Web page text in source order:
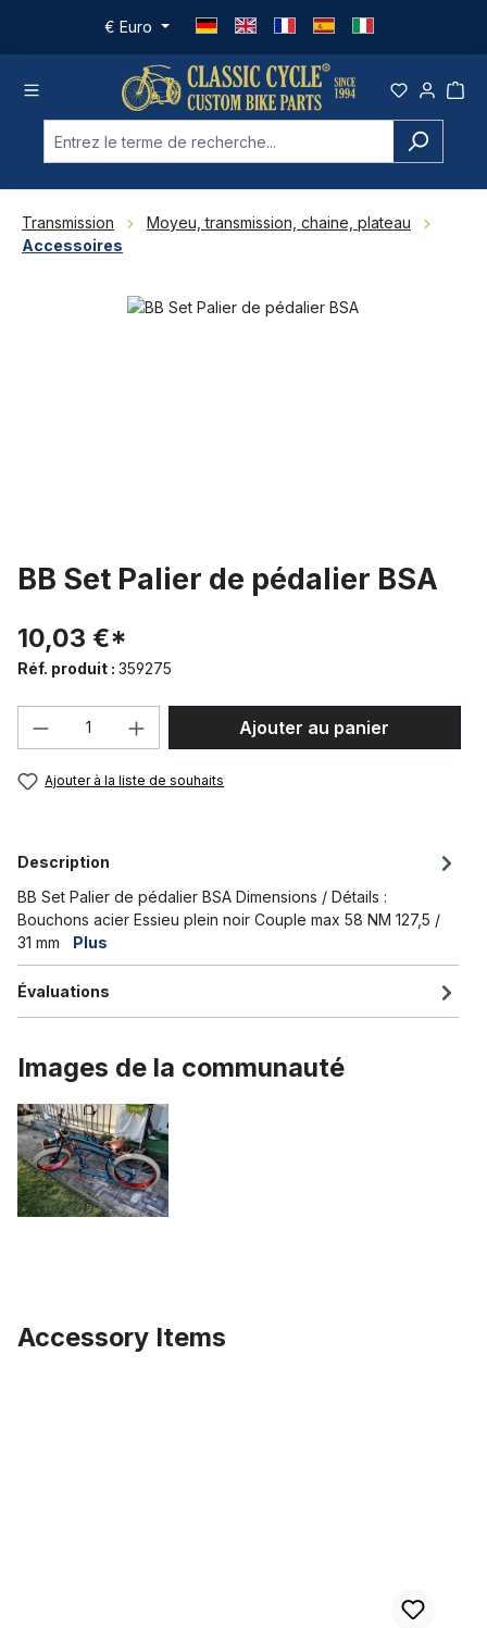
Passer au contenu principal
€ Euro
Transmission
Moyeu, transmission, chaine, plateau
Accessoires
Ignorer la galerie d'images
BB Set Palier de pédalier BSA
10,03 €*
Réf. produit : 359275
Quantité de produit : Entrez la
Ajouter au panier
Ajouter à la liste de souhaits
Description
BB Set Palier de pédalier BSA Dimensions / Détails :
Bouchons acier Essieu plein noir Couple max 58 NM 127,5 /
31 mm Plus
Évaluations
Images de la communauté
Accessory Items